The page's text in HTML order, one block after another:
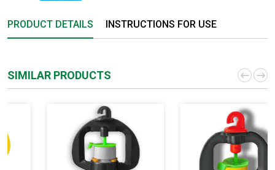
PRODUCT DETAILS INSTRUCTIONS FOR USE
SIMILAR PRODUCTS